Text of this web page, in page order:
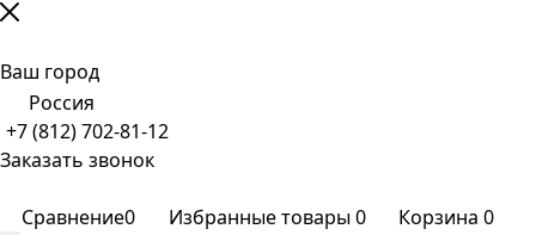
Ваш город
Россия
+7 (812) 702-81-12
Заказать звонок
Сравнение0 Избранные товары0 Корзина 0